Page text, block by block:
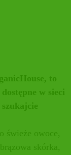
to
w sieci
świeże owoce,
skórka,